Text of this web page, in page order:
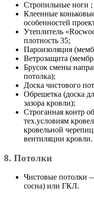
Стропильные ноги ;
Клеенные
особенностей
Утеплитель
плотность 35;
Пароизоляция
Ветрозащита
Брусок смены
потолка);
Доска чистового
Обрешетка (доска
зазора кровли);
Строганная контр
тех.условиям
кровельной
вентиляции кровли.
8. Потолки
Чистовые потолки
сосна) или ГКЛ.